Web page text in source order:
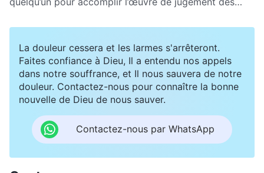
l’incarnation est un mystère et que seule une poignée
l’incarnation.
accomplir cette œuvre Lui-même ?
La douleur cessera et les larmes s'arrêteront.
Faites confiance à Dieu, Il a entendu nos appels
dans notre souffrance, et Il nous sauvera de notre
douleur. Contactez-nous pour connaître la bonne
nouvelle de Dieu de nous sauver.
Contactez-nous par WhatsApp